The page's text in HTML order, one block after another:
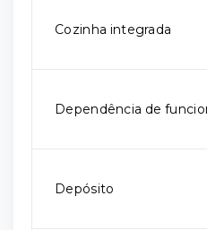
Cozinha integrada
Dependência de
Depósito